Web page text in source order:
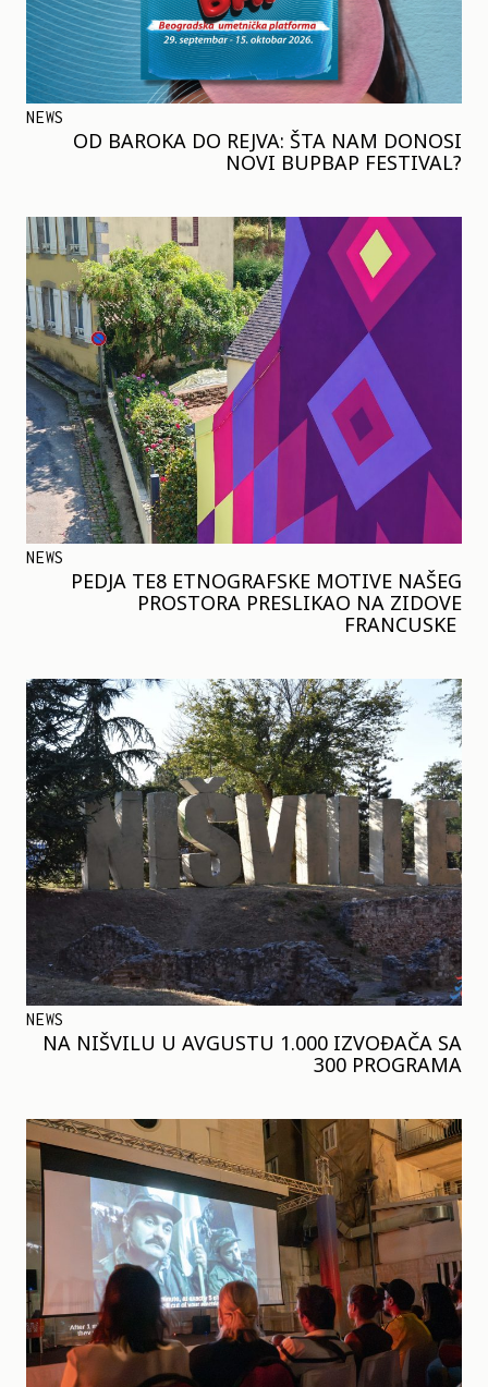
NEWS
OD BAROKA DO REJVA: ŠTA NAM DONOSI
NOVI BUPBAP FESTIVAL?
NEWS
PEDJA TE8 ETNOGRAFSKE MOTIVE NAŠEG
PROSTORA PRESLIKAO NA ZIDOVE
FRANCUSKE
NEWS
NA NIŠVILU U AVGUSTU 1.000 IZVOĐAČA SA
300 PROGRAMA